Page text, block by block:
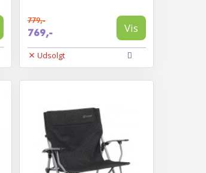
779,-
769,- Vis
Udsolgt